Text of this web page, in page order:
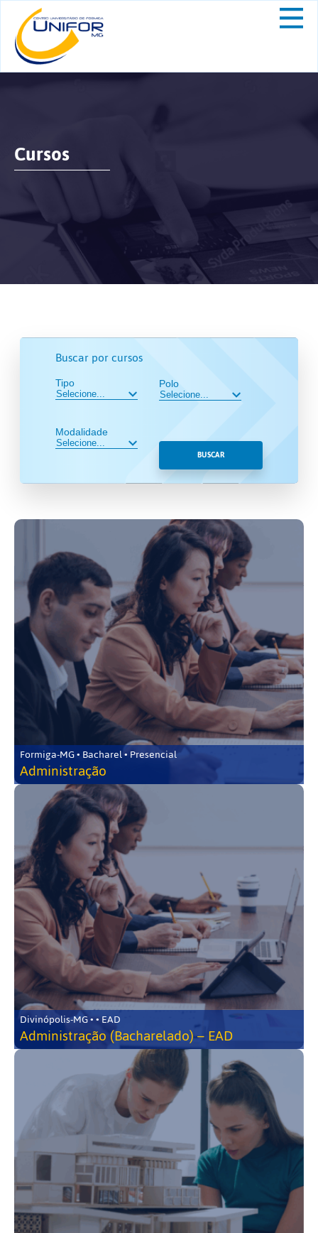
Cursos
Buscar por cursos
Tipo
Modalidade
Polo
BUSCAR
Formiga-MG • Bacharel • Presencial
Administração
Divinópolis-MG • • EAD
Administração (Bacharelado) – EAD